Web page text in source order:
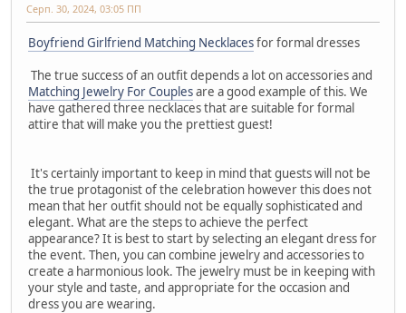
Серп. 30, 2024, 03:05 ПП
Boyfriend Girlfriend Matching Necklacesfor formal dresses
The true success of an outfit depends a lot on accessories and
Matching Jewelry For Couplesare a good example of this. We
have gathered three necklaces that are suitable for formal
attire that will make you the prettiest guest!
It's certainly important to keep in mind that guests will not be
the true protagonist of the celebration however this does not
mean that her outfit should not be equally sophisticated and
elegant. What are the steps to achieve the perfect
appearance? It is best to start by selecting an elegant dress for
the event. Then, you can combine jewelry and accessories to
create a harmonious look. The jewelry must be in keeping with
your style and taste, and appropriate for the occasion and
dress you are wearing.